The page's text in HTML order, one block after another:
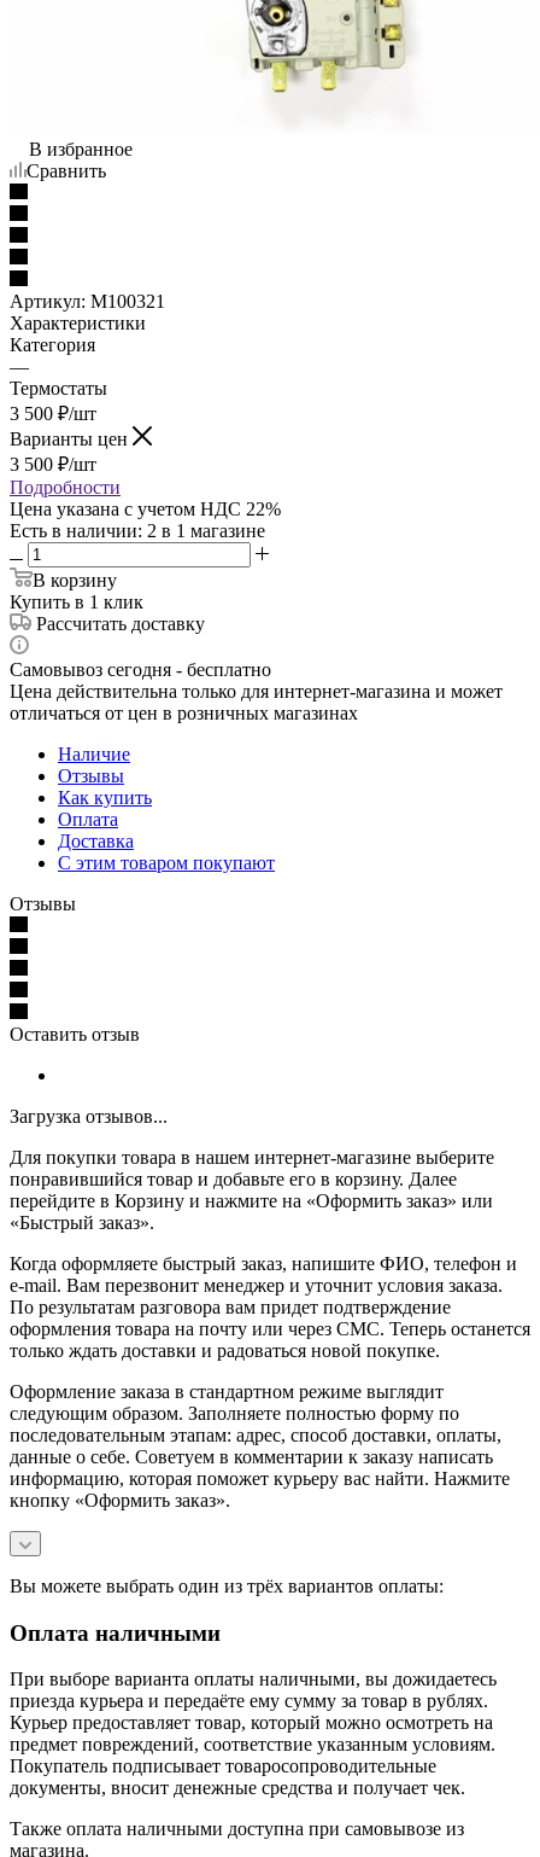
В избранное
Сравнить
Артикул: М100321
Характеристики
Категория
—
Термостаты
3 500 ₽/шт
Варианты цен
3 500 ₽/шт
Подробности
Цена указана с учетом НДС 22%
Есть в наличии: 2 в 1 магазине
В корзину
Купить в 1 клик
Рассчитать доставку
Самовывоз сегодня - бесплатно
Цена действительна только для интернет-магазина и может
отличаться от цен в розничных магазинах
Наличие
Отзывы
Как купить
Оплата
Доставка
С этим товаром покупают
Отзывы
Оставить отзыв
Загрузка отзывов...
Для покупки товара в нашем интернет-магазине выберите
понравившийся товар и добавьте его в корзину. Далее
перейдите в Корзину и нажмите на «Оформить заказ» или
«Быстрый заказ».
Когда оформляете быстрый заказ, напишите ФИО, телефон и
e-mail. Вам перезвонит менеджер и уточнит условия заказа.
По результатам разговора вам придет подтверждение
оформления товара на почту или через СМС. Теперь останется
только ждать доставки и радоваться новой покупке.
Оформление заказа в стандартном режиме выглядит
следующим образом. Заполняете полностью форму по
последовательным этапам: адрес, способ доставки, оплаты,
данные о себе. Советуем в комментарии к заказу написать
информацию, которая поможет курьеру вас найти. Нажмите
кнопку «Оформить заказ».
Вы можете выбрать один из трёх вариантов оплаты:
Оплата наличными
При выборе варианта оплаты наличными, вы дожидаетесь
приезда курьера и передаёте ему сумму за товар в рублях.
Курьер предоставляет товар, который можно осмотреть на
предмет повреждений, соответствие указанным условиям.
Покупатель подписывает товаросопроводительные
документы, вносит денежные средства и получает чек.
Также оплата наличными доступна при самовывозе из
магазина.